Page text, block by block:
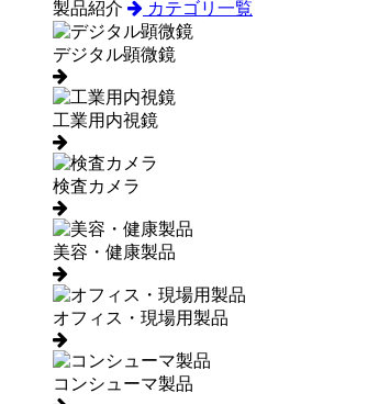
製品紹介 カテゴリ一覧
デジタル顕微鏡
工業用内視鏡
検査カメラ
美容・健康製品
オフィス・現場用製品
コンシューマ製品